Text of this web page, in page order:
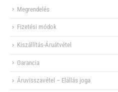
Megrendelés
Fizetési módok
Kiszállítás-Áruátvétel
Garancia
Áruvisszavétel – Elállás joga